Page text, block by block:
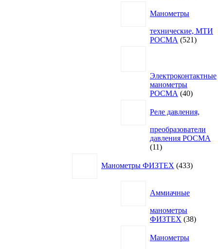
Манометры
технические, МТИ
РОСМА
521521
Электроконтактные
манометры
РОСМА
4040
Реле давления,
преобразователи
давления РОСМА
1111
Манометры ФИЗТЕХ 433товара
Аммиачные
манометры
ФИЗТЕХ 3838
Манометры